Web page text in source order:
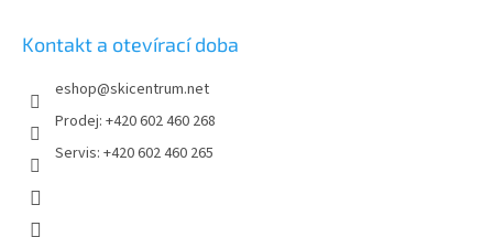
Kontakt a otevírací doba
eshop@skicentrum.net
Prodej: +420 602 460 268
Servis: +420 602 460 265